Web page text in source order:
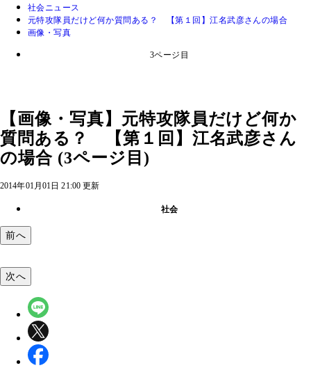
社会ニュース
元特攻隊員だけど何か質問ある？ 【第１回】江名武彦さんの場合
画像・写真
3ページ目
【画像・写真】元特攻隊員だけど何か
質問ある？ 【第１回】江名武彦さん
の場合 (3ページ目)
2014年01月01日 21:00 更新
社会
前へ
次へ